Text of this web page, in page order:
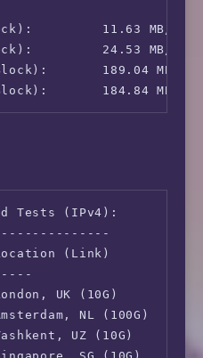
11.63 MB/s
24.53 MB/s
189.04 MB/s
184.84 MB/s
Tests (IPv4):
(Link)
-----
UK (10G)
NL
UZ (10G)